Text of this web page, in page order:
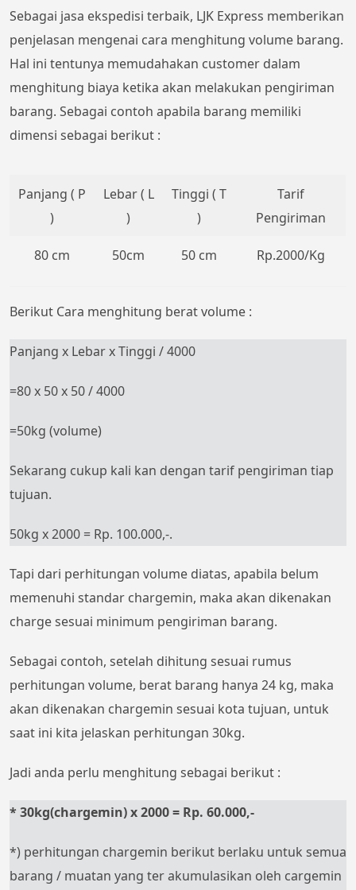
Sebagai jasa ekspedisi terbaik, LJK Express memberikan
penjelasan mengenai cara menghitung volume barang.
Hal ini tentunya memudahakan customer dalam
menghitung biaya ketika akan melakukan pengiriman
barang. Sebagai contoh apabila barang memiliki
dimensi sebagai berikut :
Panjang ( P
)
Lebar ( L
)
Tinggi ( T
)
Tarif
Pengiriman
80 cm 50cm 50 cm Rp.2000/Kg
Berikut Cara menghitung berat volume :
Panjang x Lebar x Tinggi / 4000
=80 x 50 x 50 / 4000
=50kg (volume)
Sekarang cukup kali kan dengan tarif pengiriman tiap
tujuan.
50kg x 2000 = Rp. 100.000,-.
Tapi dari perhitungan volume diatas, apabila belum
memenuhi standar chargemin, maka akan dikenakan
charge sesuai minimum pengiriman barang.
Sebagai contoh, setelah dihitung sesuai rumus
perhitungan volume, berat barang hanya 24 kg, maka
akan dikenakan chargemin sesuai kota tujuan, untuk
saat ini kita jelaskan perhitungan 30kg.
Jadi anda perlu menghitung sebagai berikut :
* 30kg(chargemin) x 2000 = Rp. 60.000,-
*) perhitungan chargemin berikut berlaku untuk semua
barang / muatan yang ter akumulasikan oleh cargemin